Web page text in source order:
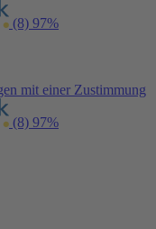
(8) 97%
mit einer Zustimmung
(8) 97%